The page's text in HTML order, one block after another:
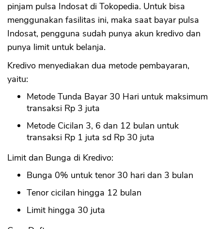
pinjam pulsa Indosat di Tokopedia. Untuk bisa
menggunakan fasilitas ini, maka saat bayar pulsa
Indosat, pengguna sudah punya akun kredivo dan
punya limit untuk belanja.
Kredivo menyediakan dua metode pembayaran,
yaitu:
Metode Tunda Bayar 30 Hari untuk maksimum
transaksi Rp 3 juta
Metode Cicilan 3, 6 dan 12 bulan untuk
transaksi Rp 1 juta sd Rp 30 juta
Limit dan Bunga di Kredivo:
Bunga 0% untuk tenor 30 hari dan 3 bulan
Tenor cicilan hingga 12 bulan
Limit hingga 30 juta